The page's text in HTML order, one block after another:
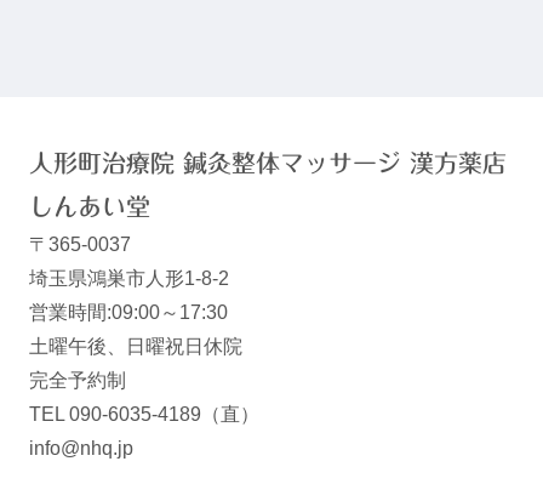
人形町治療院 鍼灸整体マッサージ 漢方薬店
しんあい堂
〒365-0037
埼玉県鴻巣市人形1-8-2
営業時間:09:00～17:30
土曜午後、日曜祝日休院
完全予約制
TEL 090-6035-4189（直）
info@nhq.jp